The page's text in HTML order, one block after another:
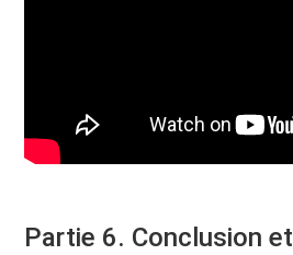
Partie 6. Conclusion et